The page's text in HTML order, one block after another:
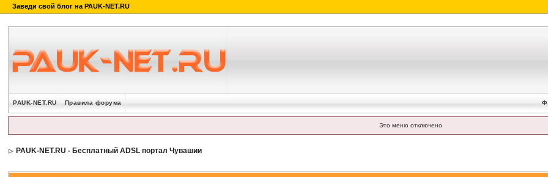
PAUK-NET.RU Правила форума
Это меню отключено
PAUK-NET.RU - Бесплатный ADSL портал Чувашии